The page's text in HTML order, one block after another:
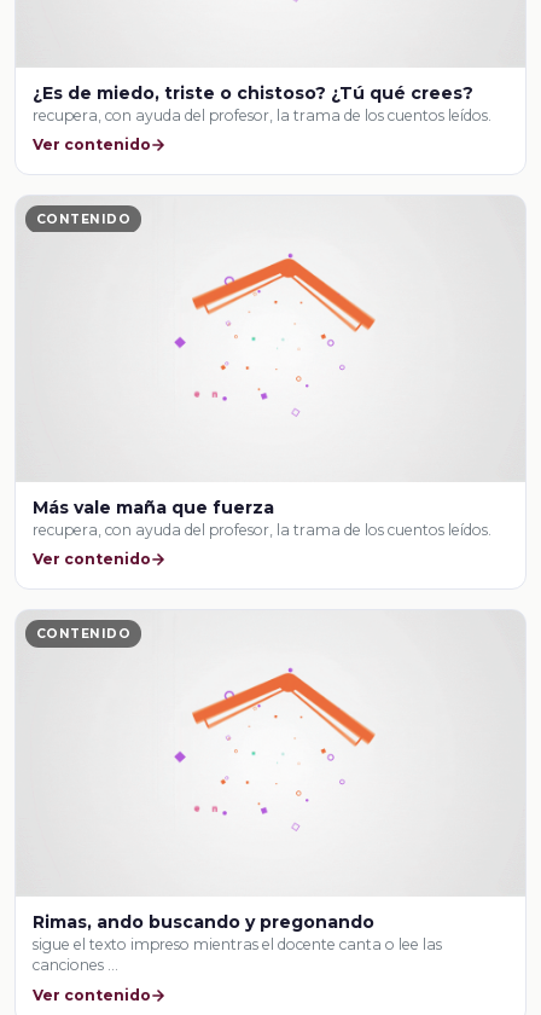
¿Es de miedo, triste o chistoso? ¿Tú qué crees?
recupera, con ayuda del profesor, la trama de los cuentos leídos.
Ver contenido
CONTENIDO
Más vale maña que fuerza
recupera, con ayuda del profesor, la trama de los cuentos leídos.
Ver contenido
CONTENIDO
Rimas, ando buscando y pregonando
sigue el texto impreso mientras el docente canta o lee las
canciones …
Ver contenido